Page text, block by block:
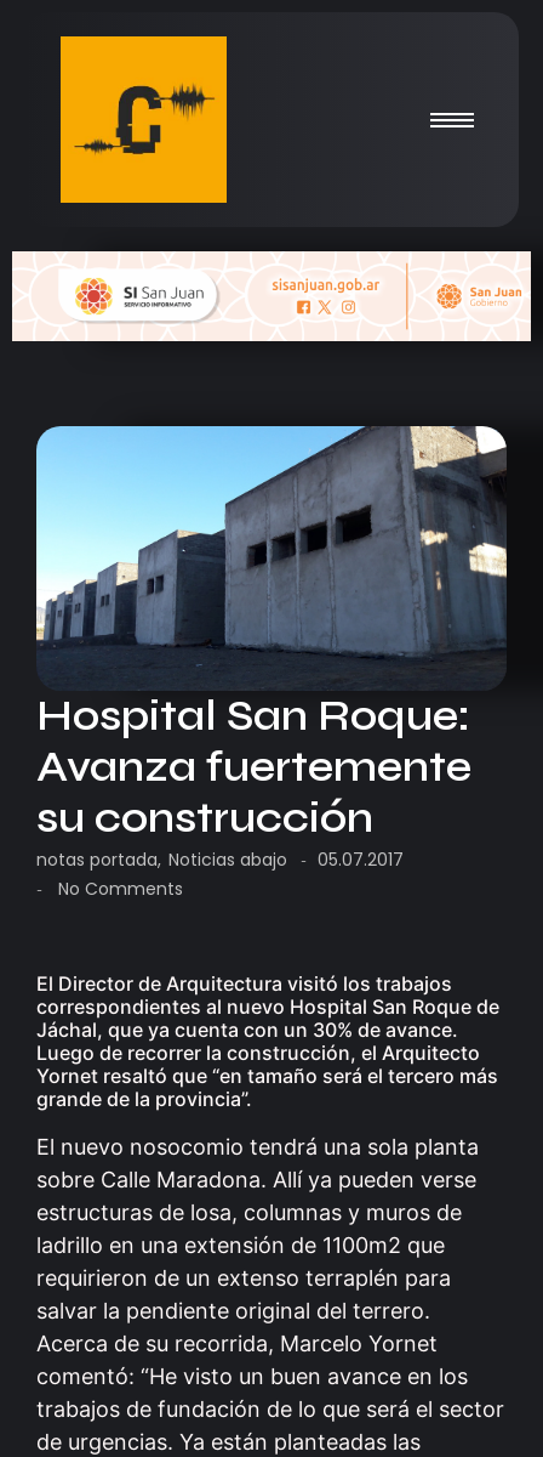
Hospital San Roque:
Avanza fuertemente
su construcción
notas portada, Noticias abajo - 05.07.2017
- No Comments
El Director de Arquitectura visitó los trabajos
correspondientes al nuevo Hospital San Roque de
Jáchal, que ya cuenta con un 30% de avance.
Luego de recorrer la construcción, el Arquitecto
Yornet resaltó que “en tamaño será el tercero más
grande de la provincia”.
El nuevo nosocomio tendrá una sola planta
sobre Calle Maradona. Allí ya pueden verse
estructuras de losa, columnas y muros de
ladrillo en una extensión de 1100m2 que
requirieron de un extenso terraplén para
salvar la pendiente original del terrero.
Acerca de su recorrida, Marcelo Yornet
comentó: “He visto un buen avance en los
trabajos de fundación de lo que será el sector
de urgencias. Ya están planteadas las